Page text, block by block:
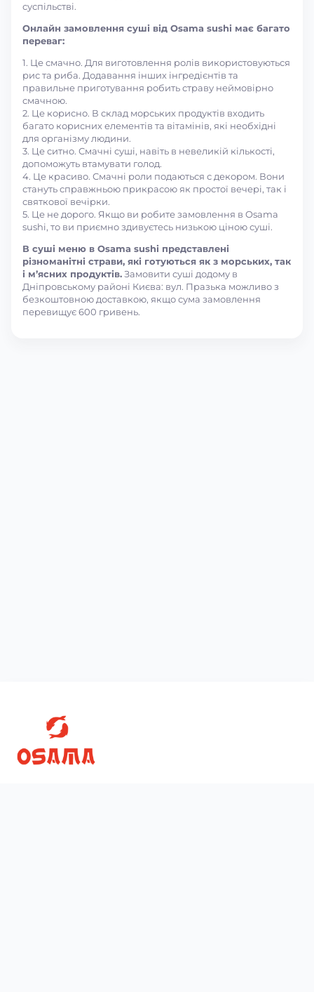
суспільстві.
Онлайн замовлення суші від Osama sushi має багато
переваг:
1. Це смачно. Для виготовлення ролів використовуються
рис та риба. Додавання інших інгредієнтів та
правильне приготування робить страву неймовірно
смачною.
2. Це корисно. В склад морських продуктів входить
багато корисних елементів та вітамінів, які необхідні
для організму людини.
3. Це ситно. Смачні суші, навіть в невеликій кількості,
допоможуть втамувати голод.
4. Це красиво. Смачні роли подаються с декором. Вони
стануть справжньою прикрасою як простої вечері, так і
святкової вечірки.
5. Це не дорого. Якщо ви робите замовлення в Osama
sushi, то ви приємно здивуєтесь низькою ціною суші.
В суші меню в Osama sushi представлені
різноманітні страви, які готуються як з морських, так
і м’ясних продуктів.Замовити суші додому в
Дніпровському районі Києва: вул. Празька можливо з
безкоштовною доставкою, якщо сума замовлення
перевищує 600 гривень.